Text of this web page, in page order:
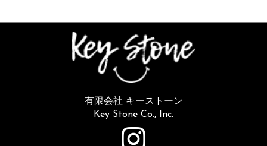
有限会社 キーストーン
Key Stone Co., Inc.